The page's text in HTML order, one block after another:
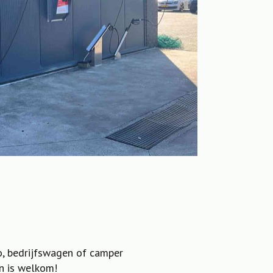
bedrijfswagen of camper
is welkom!